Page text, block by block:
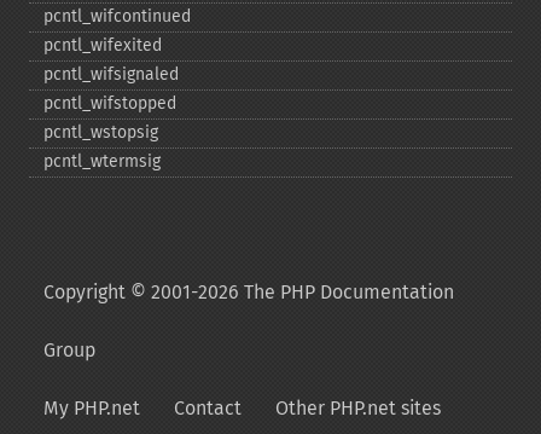
pcntl_​wifcontinued
pcntl_​wifexited
pcntl_​wifsignaled
pcntl_​wifstopped
pcntl_​wstopsig
pcntl_​wtermsig
Copyright © 2001-2026 The PHP Documentation
Group
My PHP.net Contact Other PHP.net sites